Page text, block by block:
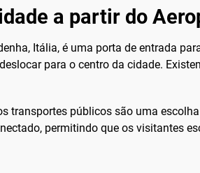
a partir do
Itália, é uma porta de entrada
para o centro da cidade.
transportes públicos são uma
permitindo que os visitantes